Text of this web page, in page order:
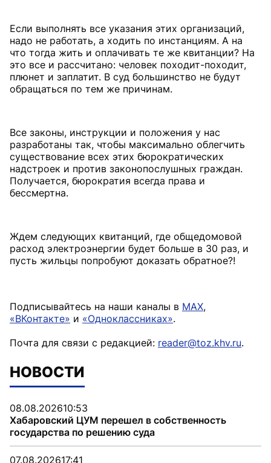
Если выполнять все указания этих организаций,
надо не работать, а ходить по инстанциям. А на
что тогда жить и оплачивать те же квитанции? На
это все и рассчитано: человек походит-походит,
плюнет и заплатит. В суд большинство не будут
обращаться по тем же причинам.
Все законы, инструкции и положения у нас
разработаны так, чтобы максимально облегчить
существование всех этих бюрократических
надстроек и против законопослушных граждан.
Получается, бюрократия всегда права и
бессмертна.
Ждем следующих квитанций, где общедомовой
расход электроэнергии будет больше в 30 раз, и
пусть жильцы попробуют доказать обратное?!
Подписывайтесь на наши каналы в MAX,
«ВКонтакте» и «Одноклассниках».
Почта для связи с редакцией: reader@toz.khv.ru.
НОВОСТИ
08.08.202610:53
Хабаровский ЦУМ перешел в собственность
государства по решению суда
07.08.202617:41